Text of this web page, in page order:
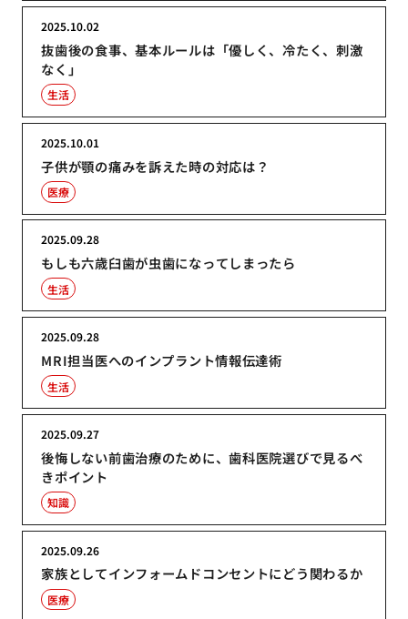
抜歯後の食事、基本ルールは「優しく、冷たく、刺激
なく」
2025.10.02
生活
子供が顎の痛みを訴えた時の対応は？
2025.10.01
医療
もしも六歳臼歯が虫歯になってしまったら
2025.09.28
生活
MRI担当医へのインプラント情報伝達術
2025.09.28
生活
後悔しない前歯治療のために、歯科医院選びで見るべ
きポイント
2025.09.27
知識
家族としてインフォームドコンセントにどう関わるか
2025.09.26
医療